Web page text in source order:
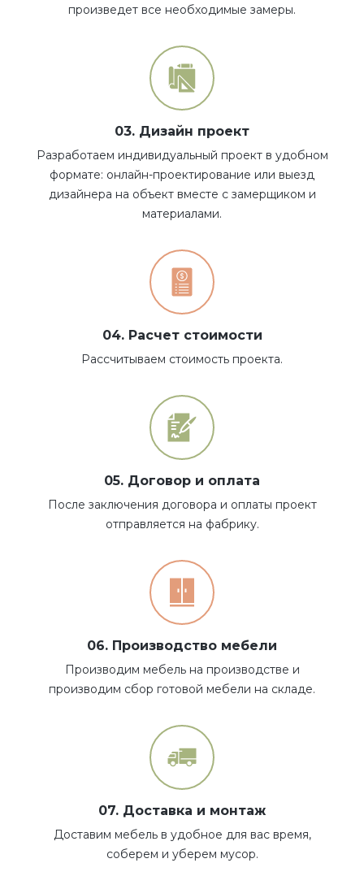
произведет все необходимые замеры.
03. Дизайн проект
Разработаем индивидуальный проект в удобном
формате: онлайн-проектирование или выезд
дизайнера на объект вместе с замерщиком и
материалами.
04. Расчет стоимости
Рассчитываем стоимость проекта.
05. Договор и оплата
После заключения договора и оплаты проект
отправляется на фабрику.
06. Производство мебели
Производим мебель на производстве и
производим сбор готовой мебели на складе.
07. Доставка и монтаж
Доставим мебель в удобное для вас время,
соберем и уберем мусор.